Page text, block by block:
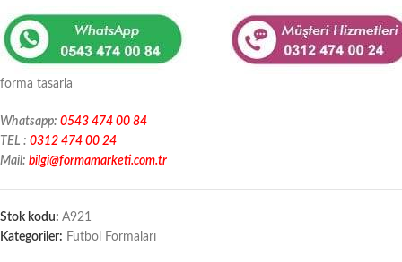
forma tasarla
Whatsapp: 0543 474 00 84
TEL : 0312 474 00 24
Mail: bilgi@formamarketi.com.tr
Stok kodu: A921
Kategoriler: Futbol Formaları